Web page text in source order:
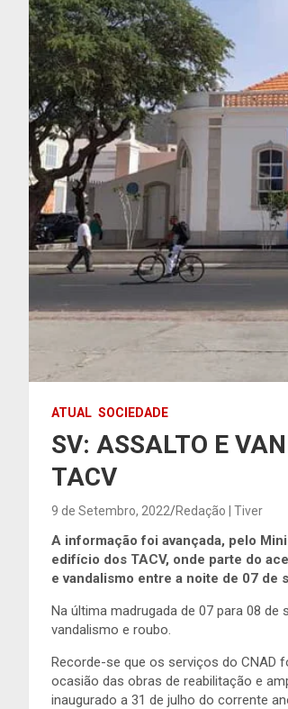
ATUAL SOCIEDADE
SV: ASSALTO E
TACV
9 de Setembro, 2022 Redação | Tiver
A informação foi avançada, pelo
edifício dos TACV, onde parte do
e vandalismo entre a noite de 07 de
Na última madrugada de 07 para 08
vandalismo e roubo.
Recorde-se que os serviços do CNAD
ocasião das obras de reabilitação e
inaugurado a 31 de julho do corrente